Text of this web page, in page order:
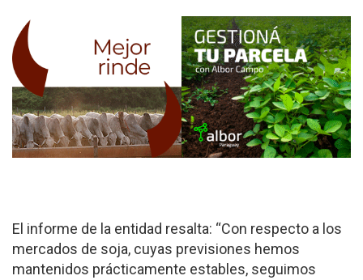
El informe de la entidad resalta: “Con respecto a los
mercados de soja, cuyas previsiones hemos
mantenidos prácticamente estables, seguimos